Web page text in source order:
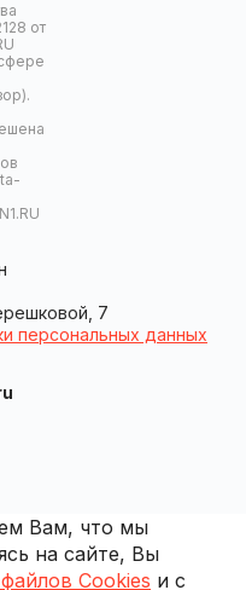
от
7
персональных данных
Вам, что мы
на сайте, Вы
Cookies и с